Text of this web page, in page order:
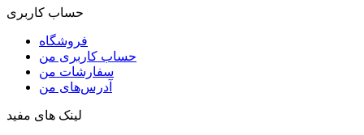
حساب کاربری
فروشگاه
حساب کاربری من
سفارشات من
آدرس‌های من
لینک های مفید